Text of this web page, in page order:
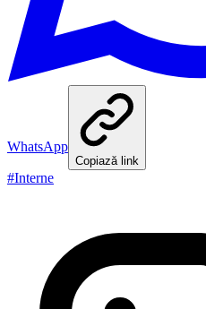
WhatsApp
Copiază link
#Interne